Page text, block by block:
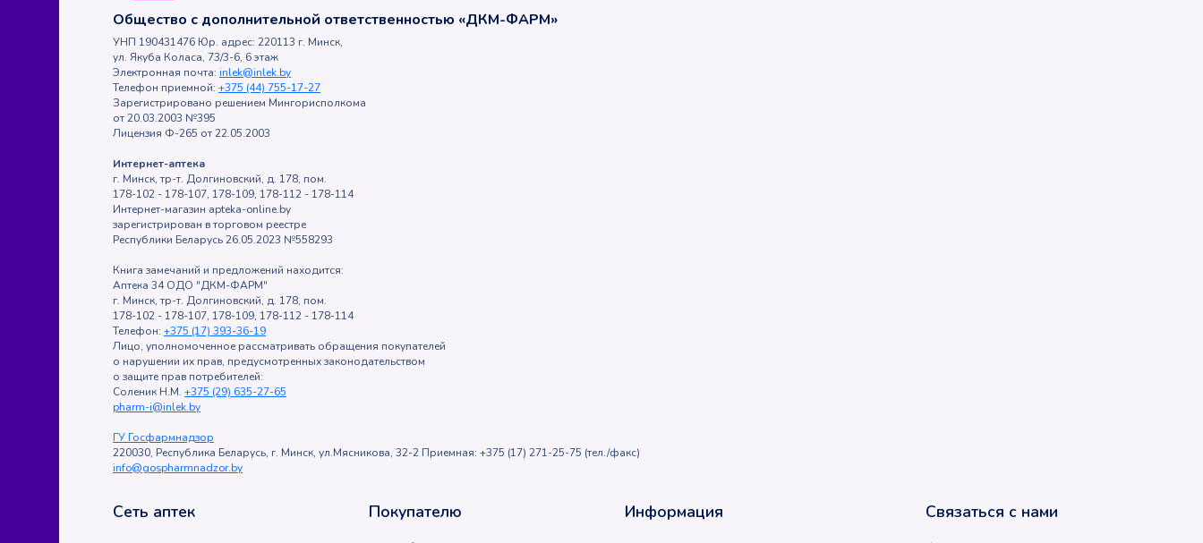
Общество с дополнительной ответственностью «ДКМ-ФАРМ»
УНП 190431476 Юр. адрес: 220113 г. Минск,
ул. Якуба Коласа, 73/3-6, 6 этаж
Электронная почта: inlek@inlek.by
Телефон приемной: +375 (44) 755-17-27
Зарегистрировано решением Мингорисполкома
от 20.03.2003 №395
Лицензия Ф-265 от 22.05.2003
Интернет-аптека
г. Минск, тр-т. Долгиновский, д. 178, пом.
178-102 - 178-107, 178-109, 178-112 - 178-114
Интернет-магазин apteka-online.by
зарегистрирован в торговом реестре
Республики Беларусь 26.05.2023 №558293
Книга замечаний и предложений находится:
Аптека 34 ОДО "ДКМ-ФАРМ"
г. Минск, тр-т. Долгиновский, д. 178, пом.
178-102 - 178-107, 178-109, 178-112 - 178-114
Телефон: +375 (17) 393-36-19
Лицо, уполномоченное рассматривать обращения покупателей
о нарушении их прав, предусмотренных законодательством
о защите прав потребителей:
Соленик Н.М. +375 (29) 635-27-65
pharm-i@inlek.by
ГУ Госфармнадзор
220030, Республика Беларусь, г. Минск, ул.Мясникова, 32-2 Приемная: +375 (17) 271-25-75 (тел./факс)
info@gospharmnadzor.by
Сеть аптек Покупателю Информация Связаться с нами